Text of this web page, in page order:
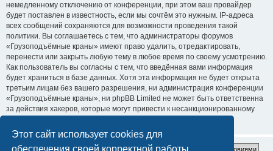
Этот сайт использует cookies для
обеспечения своей корректной работы.
немедленному отключению от конференции, при этом ваш провайдер
будет поставлен в известность, если мы сочтём это нужным. IP-адреса
всех сообщений сохраняются для возможности проведения такой
политики. Вы соглашаетесь с тем, что администраторы форумов
«Грузоподъёмные краны» имеют право удалить, отредактировать,
перенести или закрыть любую тему в любое время по своему усмотрению.
Как пользователь вы согласны с тем, что введённая вами информация
будет храниться в базе данных. Хотя эта информация не будет открыта
третьим лицам без вашего разрешения, ни администрация конференции
«Грузоподъёмные краны», ни phpBB Limited не может быть ответственна
за действия хакеров, которые могут привести к несанкционированному